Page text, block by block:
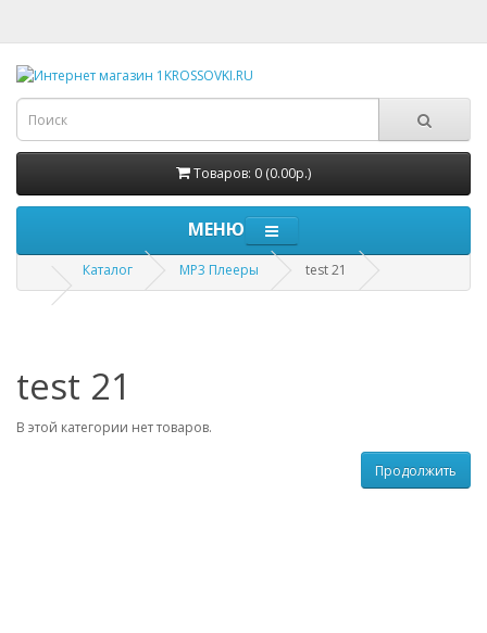
Товаров: 0 (0.00р.)
МЕНЮ
Каталог MP3 Плееры test 21
test 21
В этой категории нет товаров.
Продолжить